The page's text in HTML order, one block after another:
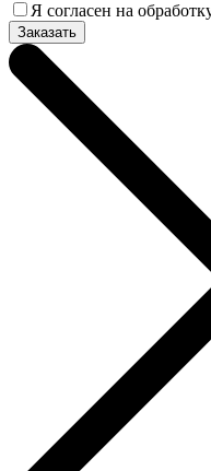
Я согласен на
Заказать